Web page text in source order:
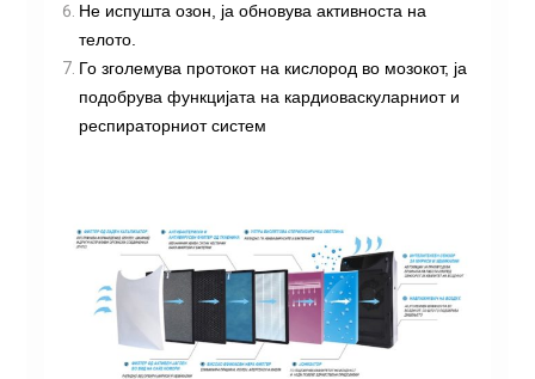
Не испушта озон, ја обновува активноста на
телото.
Го зголемува протокот на кислород во мозокот, ја
подобрува функцијата на кардиоваскуларниот и
респираторниот систем